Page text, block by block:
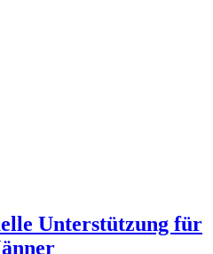
Unterstützung für